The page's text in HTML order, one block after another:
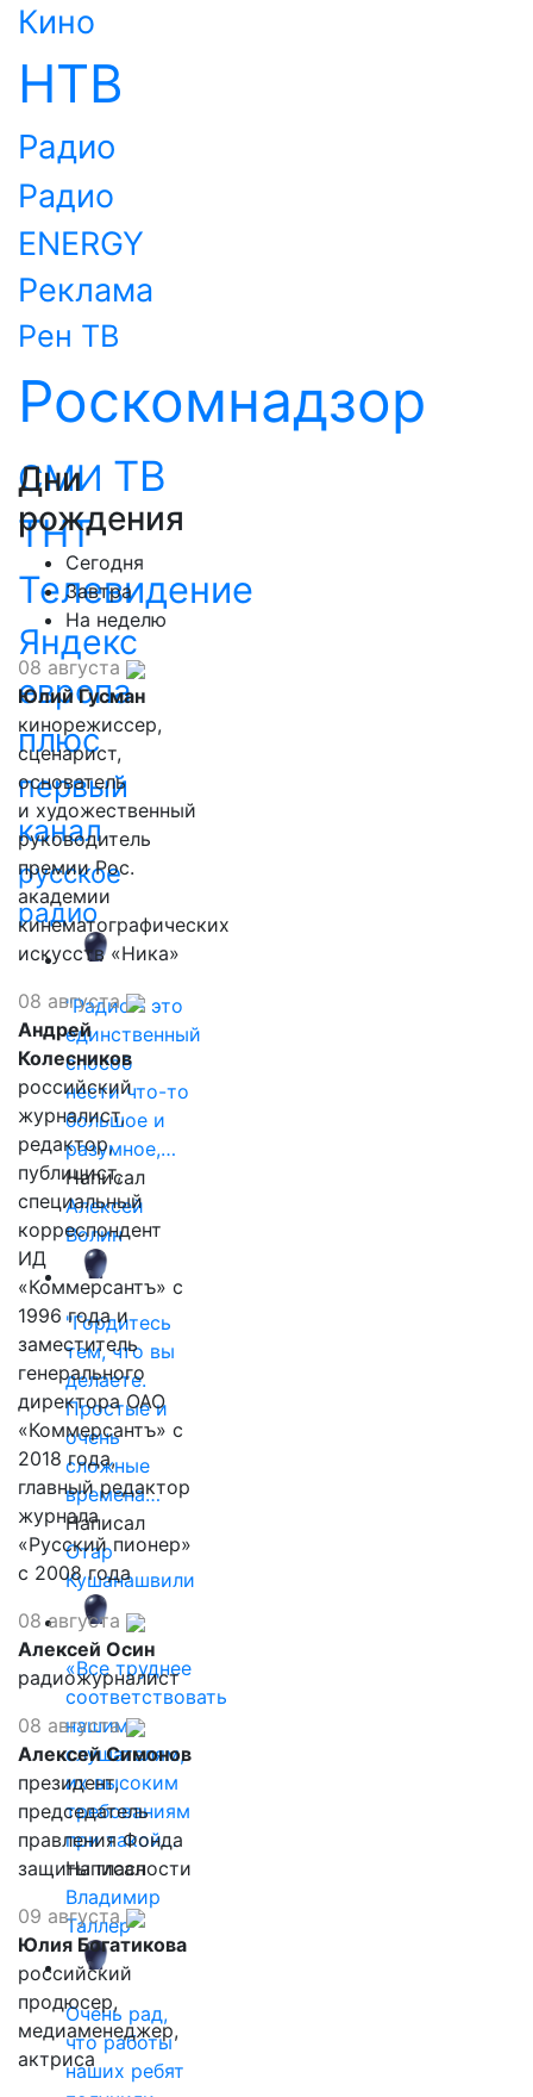
Кино
НТВ
Радио
Радио
ENERGY
Реклама
Рен ТВ
Роскомнадзор
СМИ ТВ
ТНТ
Телевидение
Яндекс
европа
плюс
первый
канал
русское
радио
"Радио - это
единственный
способ
нести что-то
большое и
разумное,…
Написал
Алексей
Волин
"Гордитесь
тем, что вы
делаете.
Простые и
очень
сложные
времена…
Написал
Отар
Кушанашвили
«Все труднее
соответствовать
нашим
слушателям,
их высоким
требованиям
при такой…
Написал
Владимир
Таллер
Очень рад,
что работы
наших ребят
Дни
рождения
Сегодня
Завтра
На неделю
08 августа
Юлий Гусман
кинорежиссер,
сценарист,
основатель
и художественный
руководитель
премии Рос.
академии
кинематографических
искусств «Ника»
08 августа
Андрей
Колесников
российский
журналист,
редактор,
публицист,
специальный
корреспондент
ИД
«Коммерсантъ» с
1996 года и
заместитель
генерального
директора ОАО
«Коммерсантъ» с
2018 года,
главный редактор
журнала
«Русский пионер»
с 2008 года
08 августа
Алексей Осин
радиожурналист
08 августа
Алексей Симонов
президент,
председатель
правления Фонда
защиты гласности
09 августа
Юлия Богатикова
российский
продюсер,
медиаменеджер,
актриса